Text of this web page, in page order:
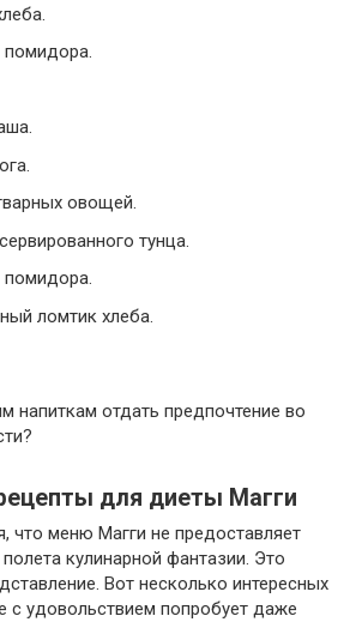
помидора.
овощей.
тунца.
помидора.
ломтик хлеба.
напиткам отдать предпочтение во
для диеты Магги
что меню Магги не предоставляет
кулинарной фантазии. Это
Вот несколько интересных
с удовольствием попробует даже